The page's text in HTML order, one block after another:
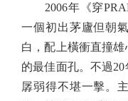
2006年《穿
一個初出茅廬但朝
白，配上橫衝直撞
的最佳面孔。不過
孱弱得不堪一擊。